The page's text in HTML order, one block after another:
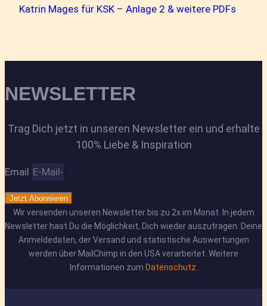
Katrin Mages für KSK – Anlage 2 & weitere PDFs
NEWSLETTER
Trag Dich jetzt in unseren Newsletter ein und erhalte
100% Liebe & Inspiration
Email
Jetzt Abonnieren
Wir versenden unseren Newsletter bis zu 2x im Monat. In jedem
Newsletter hast Du die Möglichkeit, Dich wieder auszutragen. Deine
Anmeldedaten, der Versand und statistische Auswertungen
werden über MailChimp in den USA verarbeitet. Weitere
Informationen zum Datenschutz.